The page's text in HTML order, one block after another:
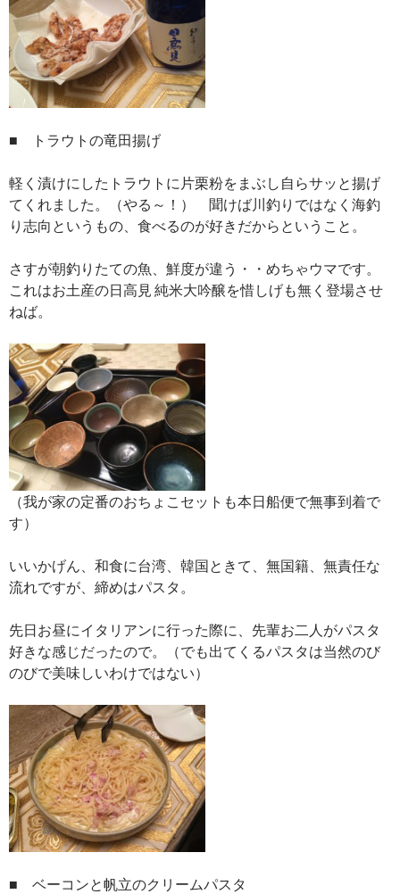
■ トラウトの竜田揚げ
軽く漬けにしたトラウトに片栗粉をまぶし自らサッと揚げ
てくれました。（やる～！） 聞けば川釣りではなく海釣
り志向というもの、食べるのが好きだからということ。
さすが朝釣りたての魚、鮮度が違う・・めちゃウマです。
これはお土産の日高見 純米大吟醸を惜しげも無く登場させ
ねば。
（我が家の定番のおちょこセットも本日船便で無事到着で
す）
いいかげん、和食に台湾、韓国ときて、無国籍、無責任な
流れですが、締めはパスタ。
先日お昼にイタリアンに行った際に、先輩お二人がパスタ
好きな感じだったので。（でも出てくるパスタは当然のび
のびで美味しいわけではない）
■ ベーコンと帆立のクリームパスタ